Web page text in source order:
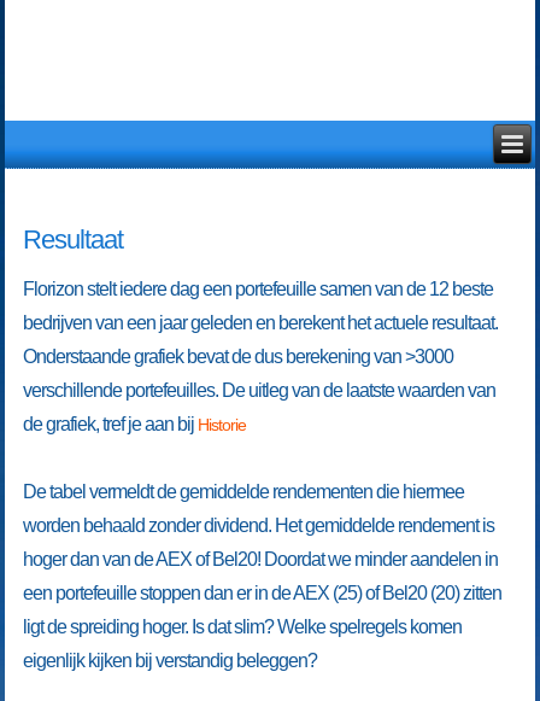
Resultaat
Florizon stelt iedere dag een portefeuille samen van de 12 beste
bedrijven van een jaar geleden en berekent het actuele resultaat.
Onderstaande grafiek bevat de dus berekening van >3000
verschillende portefeuilles. De uitleg van de laatste waarden van
de grafiek, tref je aan bij Historie
De tabel vermeldt de gemiddelde rendementen die hiermee
worden behaald zonder dividend. Het gemiddelde rendement is
hoger dan van de AEX of Bel20! Doordat we minder aandelen in
een portefeuille stoppen dan er in de AEX (25) of Bel20 (20) zitten
ligt de spreiding hoger. Is dat slim? Welke spelregels komen
eigenlijk kijken bij verstandig beleggen?